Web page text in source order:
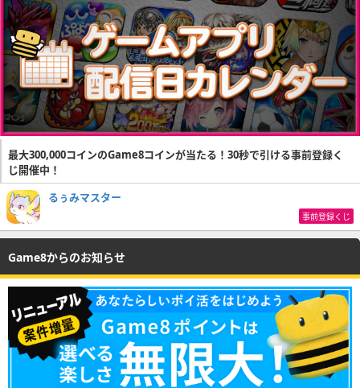
最大300,000コインのGame8コインが当たる！30秒で引ける事前登録く
じ開催中！
るぅみマスター
事前登録くじ
Game8からのお知らせ